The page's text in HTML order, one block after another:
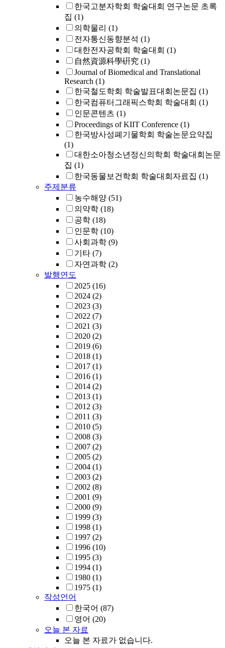
한국고분자학회 학술대회 연구논문 초록
집 (1)
의학물리 (1)
전자통신동향분석 (1)
대한전자공학회 학술대회 (1)
自然資源科學硏究 (1)
Journal of Biomedical and Translational
Research (1)
한국철도학회 학술발표대회논문집 (1)
한국컴퓨터그래픽스학회 학술대회 (1)
인문콘텐츠 (1)
Proceedings of KIIT Conference (1)
한국방사성폐기물학회 학술논문요약집
(1)
대한소아청소년정신의학회 학술대회논문
집 (1)
한국동물보건학회 학술대회자료집 (1)
주제분류
농수해양 (51)
의약학 (18)
공학 (18)
인문학 (10)
사회과학 (9)
기타 (7)
자연과학 (2)
발행연도
2025 (16)
2024 (2)
2023 (3)
2022 (7)
2021 (3)
2020 (2)
2019 (6)
2018 (1)
2017 (1)
2016 (1)
2014 (2)
2013 (1)
2012 (3)
2011 (3)
2010 (5)
2008 (3)
2007 (2)
2005 (2)
2004 (1)
2003 (2)
2002 (8)
2001 (9)
2000 (9)
1999 (3)
1998 (1)
1997 (2)
1996 (10)
1995 (3)
1994 (1)
1980 (1)
1975 (1)
작성언어
한국어 (87)
영어 (20)
오늘 본 자료
오늘 본 자료가 없습니다.